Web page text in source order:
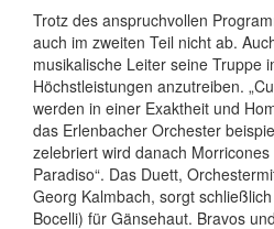
Trotz des anspruchvollen
auch im zweiten Teil nicht ab.
musikalische Leiter seine Truppe
Höchstleistungen anzutreiben.
werden in einer Exaktheit und
das Erlenbacher Orchester
zelebriert wird danach
Paradiso“. Das Duett,
Georg Kalmbach, sorgt
Bocelli) für Gänsehaut. Bravos